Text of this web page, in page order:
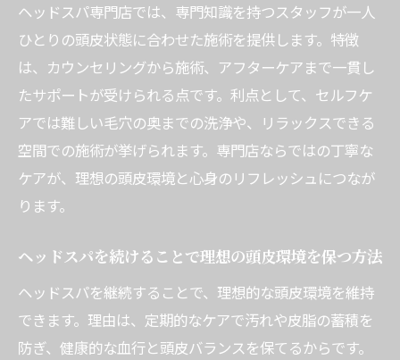
ヘッドスパ専門店では、専門知識を持つスタッフが一人
ひとりの頭皮状態に合わせた施術を提供します。特徴
は、カウンセリングから施術、アフターケアまで一貫し
たサポートが受けられる点です。利点として、セルフケ
アでは難しい毛穴の奥までの洗浄や、リラックスできる
空間での施術が挙げられます。専門店ならではの丁寧な
ケアが、理想の頭皮環境と心身のリフレッシュにつなが
ります。
ヘッドスパを続けることで理想の頭皮環境を保つ方法
ヘッドスパを継続することで、理想的な頭皮環境を維持
できます。理由は、定期的なケアで汚れや皮脂の蓄積を
防ぎ、健康的な血行と頭皮バランスを保てるからです。